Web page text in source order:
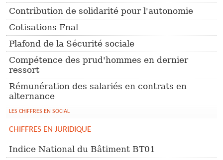
Contribution de solidarité pour l'autonomie
Cotisations Fnal
Plafond de la Sécurité sociale
Compétence des prud'hommes en dernier
ressort
Rémunération des salariés en contrats en
alternance
LES CHIFFRES EN SOCIAL
CHIFFRES EN JURIDIQUE
Indice National du Bâtiment BT01